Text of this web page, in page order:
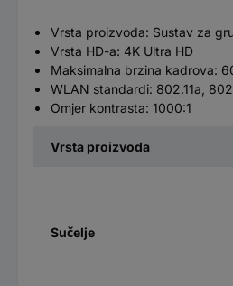
Vrsta proizvoda: Sustav za
Vrsta HD-a: 4K Ultra HD
Maksimalna brzina kadrova:
WLAN standardi: 802.11a,
Omjer kontrasta: 1000:1
Vrsta proizvoda
Sučelje